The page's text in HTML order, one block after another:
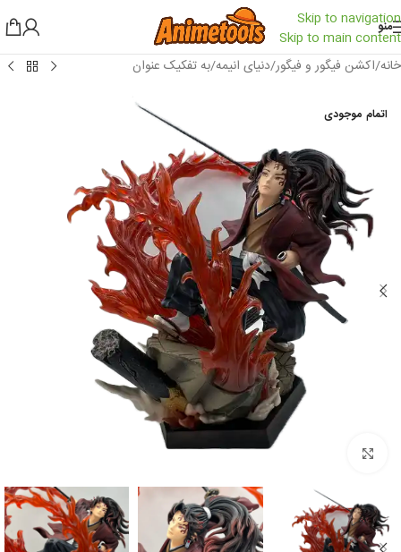
Skip to navigation
Skip to main content
منو
خانه/اکشن فیگور و فیگور/دنیای انیمه/به تفکیک عنوان
اتمام موجودی